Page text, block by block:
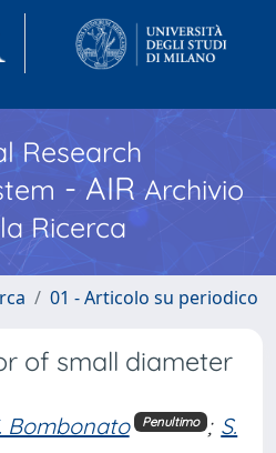
Research
- AIR Archivio
Ricerca
01 - Articolo su periodico
of small diameter
Bombonato Penultimo ; S.